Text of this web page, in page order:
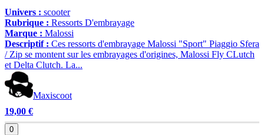
Univers : scooter
Rubrique : Ressorts D'embrayage
Marque : Malossi
Descriptif : Ces ressorts d'embrayage Malossi "Sport" Piaggio Sfera
/ Zip se montent sur les embrayages d'origines, Malossi Fly CLutch
et Delta Clutch. La...
Maxiscoot
19,00 €
0